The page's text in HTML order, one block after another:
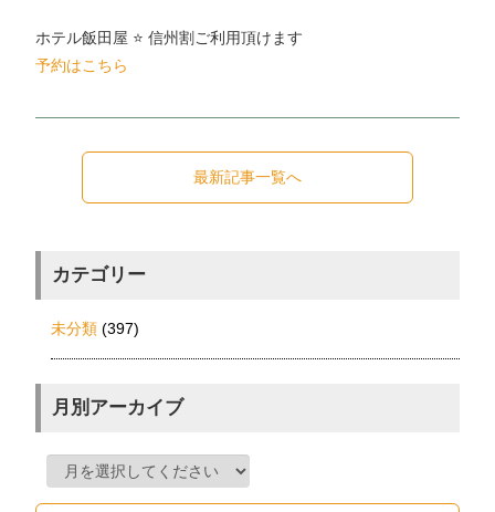
ホテル飯田屋 ⭐️ 信州割ご利用頂けます
予約はこちら
最新記事一覧へ
カテゴリー
未分類 (397)
月別アーカイブ